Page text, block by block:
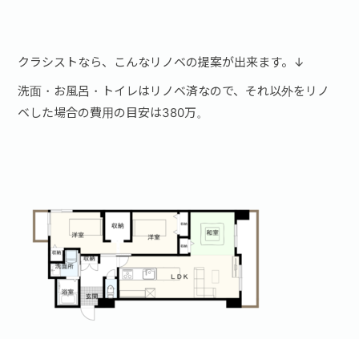
クラシストなら、こんなリノベの提案が出来ます。↓
洗面・お風呂・トイレはリノベ済なので、それ以外をリノ
ベした場合の費用の目安は380万。